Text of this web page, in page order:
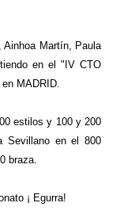
Ainhoa Martín, Paula
en el "IV CTO
MADRID.
estilos y 100 y 200
Sevillano en el 800
braza.
¡ Egurra!